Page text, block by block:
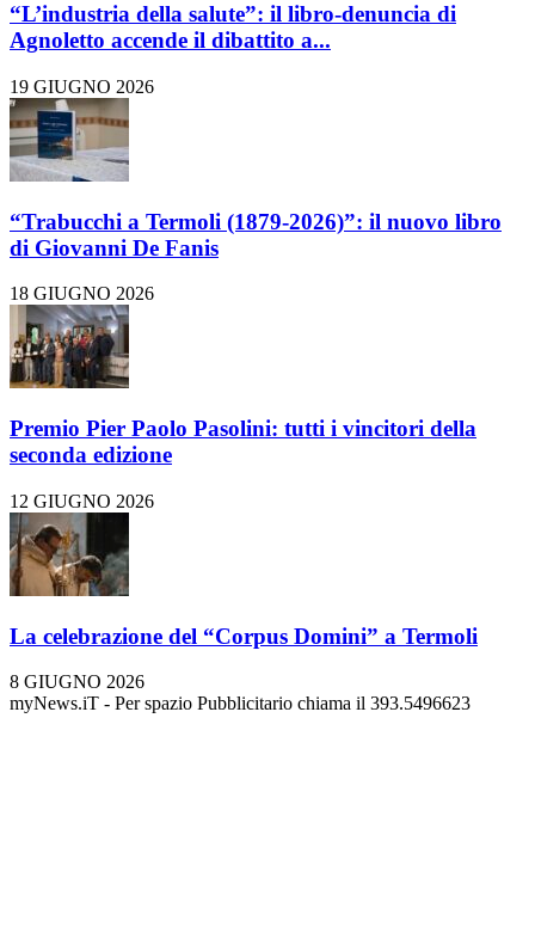
“L’industria della salute”: il libro-denuncia di
Agnoletto accende il dibattito a...
19 GIUGNO 2026
“Trabucchi a Termoli (1879-2026)”: il nuovo libro
di Giovanni De Fanis
18 GIUGNO 2026
Premio Pier Paolo Pasolini: tutti i vincitori della
seconda edizione
12 GIUGNO 2026
La celebrazione del “Corpus Domini” a Termoli
8 GIUGNO 2026
myNews.iT - Per spazio Pubblicitario chiama il 393.5496623